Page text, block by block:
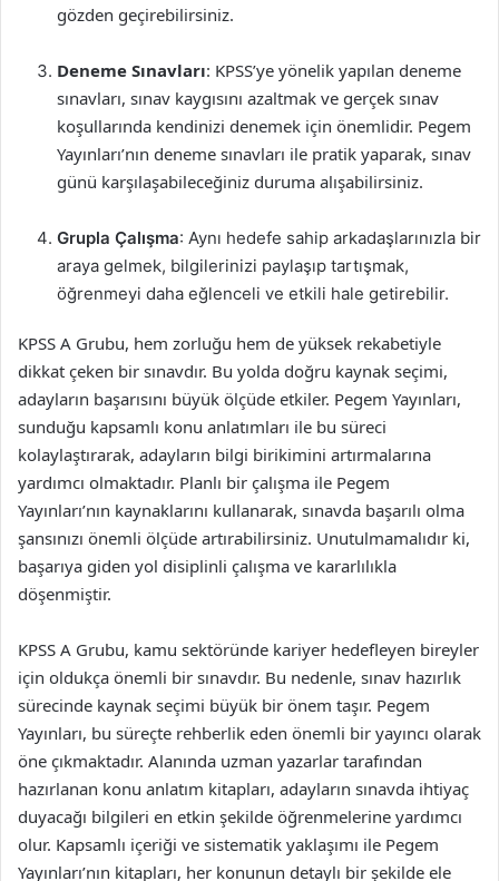
gözden geçirebilirsiniz.
Deneme Sınavları: KPSS’ye yönelik yapılan deneme
sınavları, sınav kaygısını azaltmak ve gerçek sınav
koşullarında kendinizi denemek için önemlidir. Pegem
Yayınları’nın deneme sınavları ile pratik yaparak, sınav
günü karşılaşabileceğiniz duruma alışabilirsiniz.
Grupla Çalışma: Aynı hedefe sahip arkadaşlarınızla bir
araya gelmek, bilgilerinizi paylaşıp tartışmak,
öğrenmeyi daha eğlenceli ve etkili hale getirebilir.
KPSS A Grubu, hem zorluğu hem de yüksek rekabetiyle
dikkat çeken bir sınavdır. Bu yolda doğru kaynak seçimi,
adayların başarısını büyük ölçüde etkiler. Pegem Yayınları,
sunduğu kapsamlı konu anlatımları ile bu süreci
kolaylaştırarak, adayların bilgi birikimini artırmalarına
yardımcı olmaktadır. Planlı bir çalışma ile Pegem
Yayınları’nın kaynaklarını kullanarak, sınavda başarılı olma
şansınızı önemli ölçüde artırabilirsiniz. Unutulmamalıdır ki,
başarıya giden yol disiplinli çalışma ve kararlılıkla
döşenmiştir.
KPSS A Grubu, kamu sektöründe kariyer hedefleyen bireyler
için oldukça önemli bir sınavdır. Bu nedenle, sınav hazırlık
sürecinde kaynak seçimi büyük bir önem taşır. Pegem
Yayınları, bu süreçte rehberlik eden önemli bir yayıncı olarak
öne çıkmaktadır. Alanında uzman yazarlar tarafından
hazırlanan konu anlatım kitapları, adayların sınavda ihtiyaç
duyacağı bilgileri en etkin şekilde öğrenmelerine yardımcı
olur. Kapsamlı içeriği ve sistematik yaklaşımı ile Pegem
Yayınları’nın kitapları, her konunun detaylı bir şekilde ele